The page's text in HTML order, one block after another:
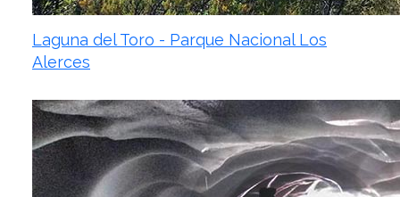
Laguna del Toro - Parque Nacional Los
Alerces